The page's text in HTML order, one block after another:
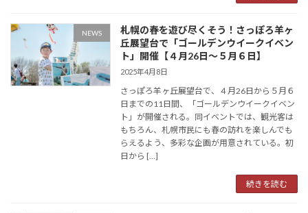
NEWS
札幌の春を遊び尽くそう！さっぽろ羊ヶ
丘展望台で「ゴールデンウイークイベン
ト」開催【４月26日〜５月６日】
2025年4月8日
さっぽろ羊ヶ丘展望台で、４月26日から５月６
日までの11日間、「ゴールデンウイークイベン
ト」が開催される。同イベントでは、観光客は
もちろん、札幌市民にも春の訪れを楽しんでも
らえるよう、多彩な企画が用意されている。初
日から […]
続きを読む